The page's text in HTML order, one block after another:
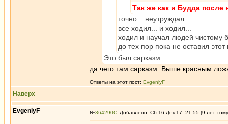
Так же как и Будда
точно... неутруждал.
все ходил... и ходил...
ходил и научал людей
до тех пор пока не оставил
Это был сарказм.
да чего там сарказм. Выше красным
Ответы на этот пост: EvgeniyF
Наверх
EvgeniyF №364290 Добавлено: Сб 16 Дек 17, 21:55 (9 лет